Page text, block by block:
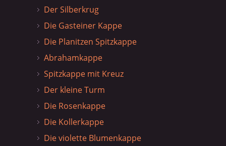
Der Silberkrug
Die Gasteiner Kappe
Die Planitzen Spitzkappe
Abrahamkappe
Spitzkappe mit Kreuz
Der kleine Turm
Die Rosenkappe
Die Kollerkappe
Die violette Blumenkappe